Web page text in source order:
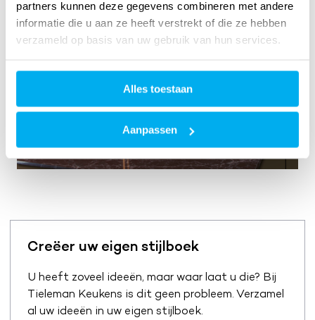
partners kunnen deze gegevens combineren met andere
informatie die u aan ze heeft verstrekt of die ze hebben
verzameld op basis van uw gebruik van hun services.
Alles toestaan
Aanpassen
Creëer uw eigen stijlboek
U heeft zoveel ideeën, maar waar laat u die? Bij
Tieleman Keukens is dit geen probleem. Verzamel
al uw ideeën in uw eigen stijlboek.